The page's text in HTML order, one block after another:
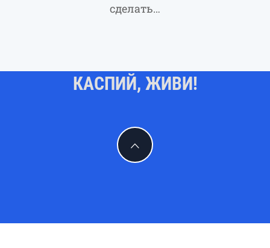
сделать…
КАСПИЙ, ЖИВИ!